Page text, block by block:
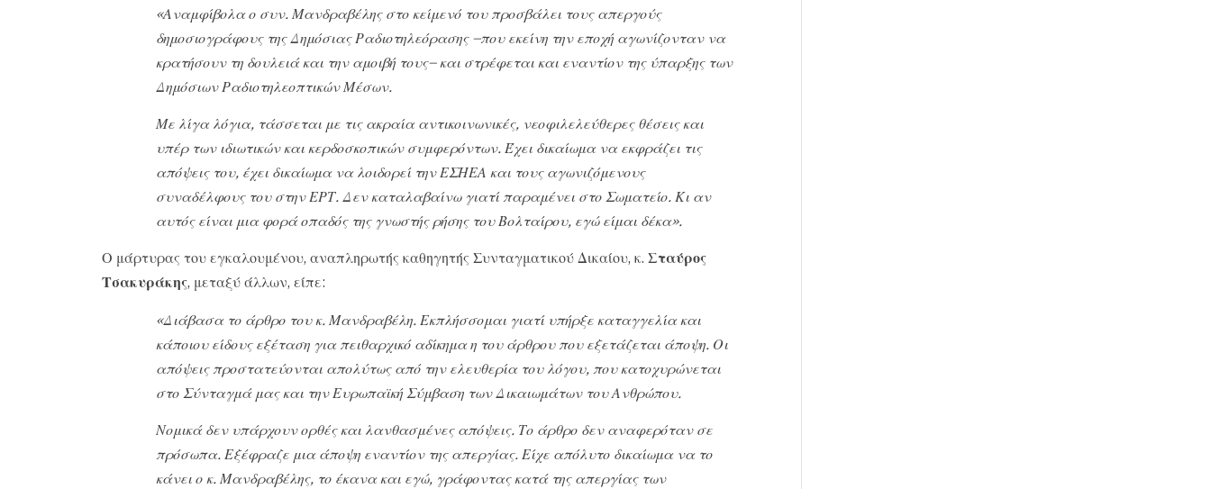
«Αναμφίβολα ο συν. Μανδραβέλης στο κείμενό του προσβάλει τους απεργούς
δημοσιογράφους της Δημόσιας Ραδιοτηλεόρασης –που εκείνη την εποχή αγωνίζονταν να
κρατήσουν τη δουλειά και την αμοιβή τους– και στρέφεται και εναντίον της ύπαρξης των
Δημόσιων Ραδιοτηλεοπτικών Μέσων.
Με λίγα λόγια, τάσσεται με τις ακραία αντικοινωνικές, νεοφιλελεύθερες θέσεις και
υπέρ των ιδιωτικών και κερδοσκοπικών συμφερόντων. Έχει δικαίωμα να εκφράζει τις
απόψεις του, έχει δικαίωμα να λοιδορεί την ΕΣΗΕΑ και τους αγωνιζόμενους
συναδέλφους του στην ΕΡΤ. Δεν καταλαβαίνω γιατί παραμένει στο Σωματείο. Κι αν
αυτός είναι μια φορά οπαδός της γνωστής ρήσης του Βολταίρου, εγώ είμαι δέκα».
Ο μάρτυρας του εγκαλουμένου, αναπληρωτής καθηγητής Συνταγματικού Δικαίου, κ. Σταύρος
Τσακυράκης, μεταξύ άλλων, είπε:
«Διάβασα το άρθρο του κ. Μανδραβέλη. Εκπλήσσομαι γιατί υπήρξε καταγγελία και
κάποιου είδους εξέταση για πειθαρχικό αδίκημα η του άρθρου που εξετάζεται άποψη. Οι
απόψεις προστατεύονται απολύτως από την ελευθερία του λόγου, που κατοχυρώνεται
στο Σύνταγμά μας και την Ευρωπαϊκή Σύμβαση των Δικαιωμάτων του Ανθρώπου.
Νομικά δεν υπάρχουν ορθές και λανθασμένες απόψεις. Το άρθρο δεν αναφερόταν σε
πρόσωπα. Εξέφραζε μια άποψη εναντίον της απεργίας. Είχε απόλυτο δικαίωμα να το
κάνει ο κ. Μανδραβέλης, το έκανα και εγώ, γράφοντας κατά της απεργίας των